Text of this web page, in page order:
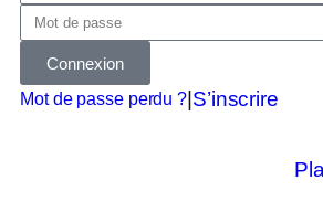
Connexion
Mot de passe perdu ? S’inscrire